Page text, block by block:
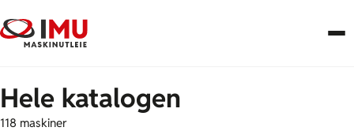
Hele katalogen
118 maskiner